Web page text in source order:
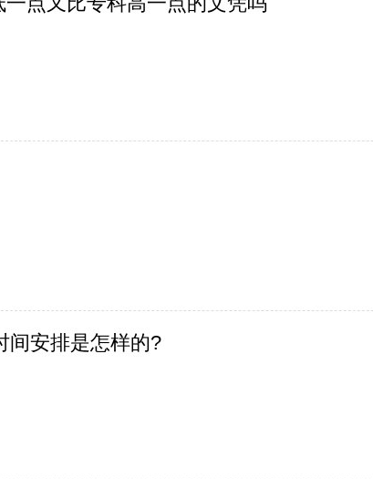
间安排是怎样的?